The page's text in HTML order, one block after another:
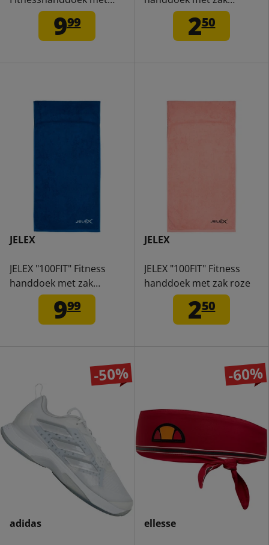
ritsvak oranje
999
turkoois 250
JELEX
JELEX "100FIT" Fitness
handdoek met zak
koningsblauw
999
JELEX
JELEX "100FIT" Fitness
handdoek met zak roze
250
-50%
adidas
-60%
ellesse